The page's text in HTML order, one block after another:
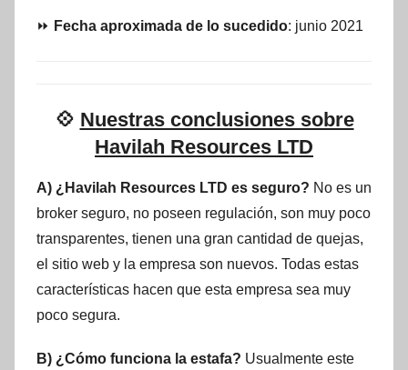
⏩ Fecha aproximada de lo sucedido: junio 2021
💠 Nuestras conclusiones sobre
Havilah Resources LTD
A) ¿Havilah Resources LTD es seguro? No es un
broker seguro, no poseen regulación, son muy poco
transparentes, tienen una gran cantidad de quejas,
el sitio web y la empresa son nuevos. Todas estas
características hacen que esta empresa sea muy
poco segura.
B) ¿Cómo funciona la estafa? Usualmente este